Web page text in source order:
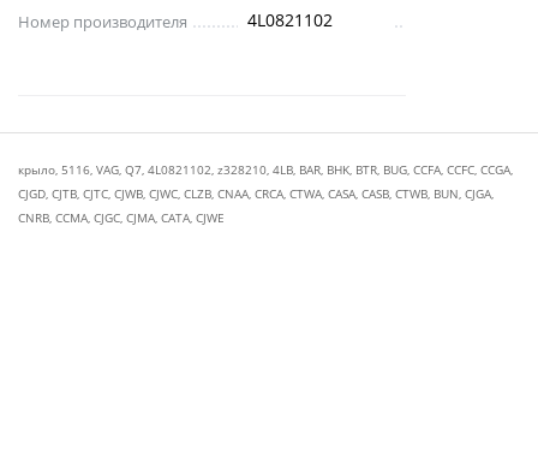
Номер производителя 4L0821102
крыло, 5116, VAG, Q7, 4L0821102, z328210, 4LB, BAR, BHK, BTR, BUG, CCFA, CCFC, CCGA,
CJGD, CJTB, CJTC, CJWB, CJWC, CLZB, CNAA, CRCA, CTWA, CASA, CASB, CTWB, BUN, CJGA,
CNRB, CCMA, CJGC, CJMA, CATA, CJWE